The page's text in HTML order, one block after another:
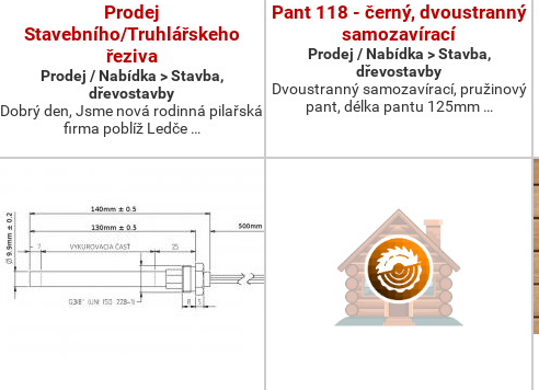
Prodej
Stavebního/Truhlářskeho
řeziva
Prodej / Nabídka > Stavba,
dřevostavby
Dobrý den, Jsme nová rodinná pilařská
firma poblíž Ledče …
Pant 118 - černý, dvoustranný
samozavírací
Prodej / Nabídka > Stavba,
dřevostavby
Dvoustranný samozavírací, pružinový
pant, délka pantu 125mm …